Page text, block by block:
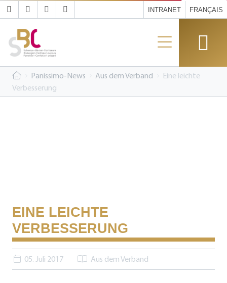
INTRANET FRANÇAIS
Panissimo-News Aus dem Verband
Eine leichte
Verbesserung
EINE LEICHTE
VERBESSERUNG
05. Juli 2017 Aus dem Verband